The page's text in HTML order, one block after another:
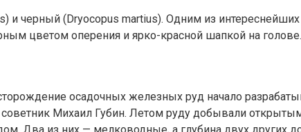
и черный (Dryocopus martius). Одним из
цветом оперения и ярко-красной шапкой на голове.
осадочных железных руд начало
Михаил Губин. Летом руду добывали